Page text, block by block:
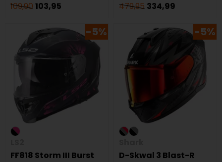
109,90 103,95 479,95 334,99
-5%
FF818 Storm III Burst
-5%
D-Skwal 3 Blast-R